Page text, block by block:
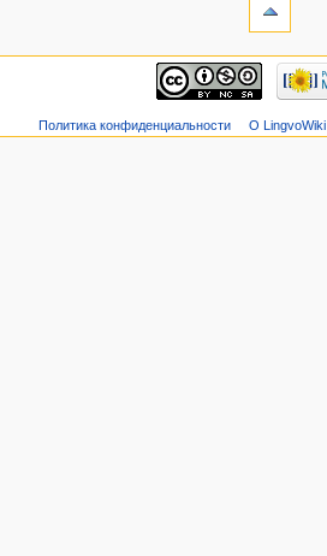
Политика конфиденциальности О LingvoWiki